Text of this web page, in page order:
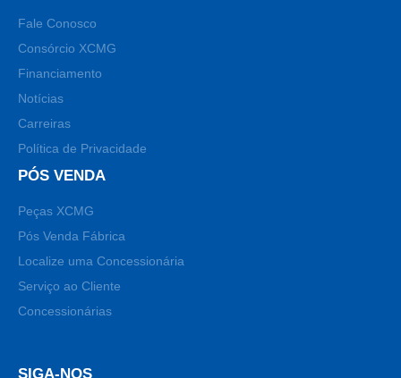
Fale Conosco
Consórcio XCMG
Financiamento
Notícias
Carreiras
Política de Privacidade
PÓS VENDA
Peças XCMG
Pós Venda Fábrica
Localize uma Concessionária
Serviço ao Cliente
Concessionárias
SIGA-NOS